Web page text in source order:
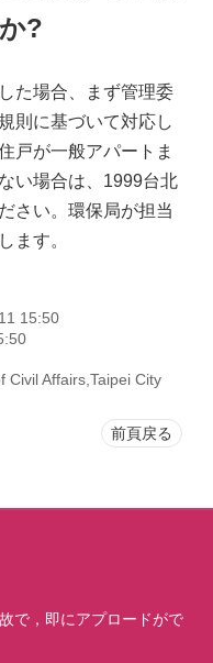
?
た場合、まず管理委
則に基づいて対応し
戸が一般アパートま
い場合は、1999台北
さい。環保局が担当
ます。
15:50
Civil Affairs,Taipei City
前頁戻る
で，即にアプロードがで